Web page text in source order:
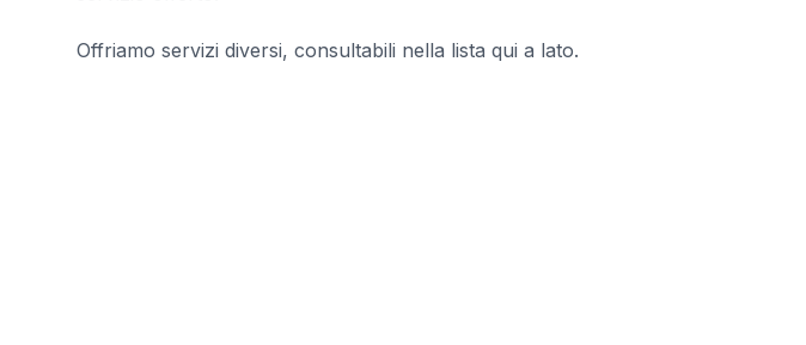
Offriamo servizi diversi, consultabili nella lista qui a lato.